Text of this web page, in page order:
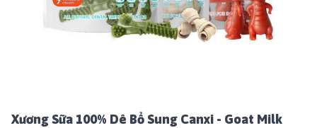
Xương Sữa 100% Dê Bổ Sung Canxi - Goat Milk